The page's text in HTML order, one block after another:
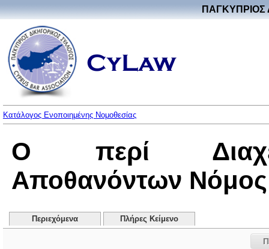
ΠΑΓΚΥΠΡΙΟΣ
Κατάλογος Ενοποιημένης Νομοθεσίας
Ο περί
Αποθανόντων
Περιεχόμενα Πλήρες Κείμενο